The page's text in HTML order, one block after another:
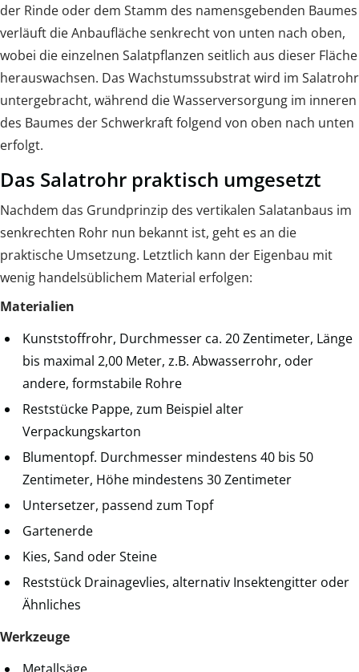
der Rinde oder dem Stamm des namensgebenden Baumes
verläuft die Anbaufläche senkrecht von unten nach oben,
wobei die einzelnen Salatpflanzen seitlich aus dieser Fläche
herauswachsen. Das Wachstumssubstrat wird im Salatrohr
untergebracht, während die Wasserversorgung im inneren
des Baumes der Schwerkraft folgend von oben nach unten
erfolgt.
Das Salatrohr praktisch umgesetzt
Nachdem das Grundprinzip des vertikalen Salatanbaus im
senkrechten Rohr nun bekannt ist, geht es an die
praktische Umsetzung. Letztlich kann der Eigenbau mit
wenig handelsüblichem Material erfolgen:
Materialien
Kunststoffrohr, Durchmesser ca. 20 Zentimeter, Länge
bis maximal 2,00 Meter, z.B. Abwasserrohr, oder
andere, formstabile Rohre
Reststücke Pappe, zum Beispiel alter
Verpackungskarton
Blumentopf. Durchmesser mindestens 40 bis 50
Zentimeter, Höhe mindestens 30 Zentimeter
Untersetzer, passend zum Topf
Gartenerde
Kies, Sand oder Steine
Reststück Drainagevlies, alternativ Insektengitter oder
Ähnliches
Werkzeuge